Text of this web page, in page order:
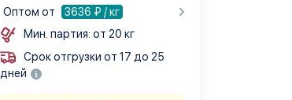
Оптом от
3636 ₽ / кг
Мин. партия: от 20 кг
Срок отгрузки от 17 до 25
дней